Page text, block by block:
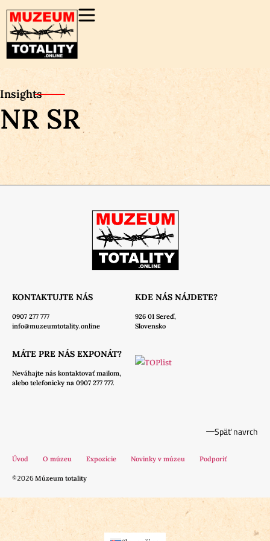
Insights
NR SR
KONTAKTUJTE NÁS
0907 277 777
info@muzeumtotality.online
KDE NÁS NÁJDETE?
926 01 Sereď,
Slovensko
MÁTE PRE NÁS EXPONÁT?
Neváhajte nás kontaktovať mailom,
alebo telefonicky na 0907 277 777.
Späť navrch
Úvod O múzeu Expozície Novinky v múzeu Podporiť
©2026Múzeum totality